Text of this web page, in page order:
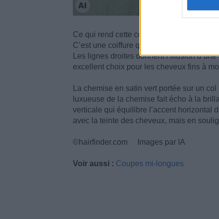
Ce qui rend cette coupe mi-longue
C’est une coiffure qui nécessite un
Les lignes droites donnent l’illusion
excellent choix pour les cheveux fins à
La chemise en satin vert portée sur un
luxueuse de la chemise fait écho à la
verticale qui équilibre l’accent horizontal
avec la teinte des cheveux, mais en
©hairfinder.com Images par IA
Voir aussi : Coupes mi-longues